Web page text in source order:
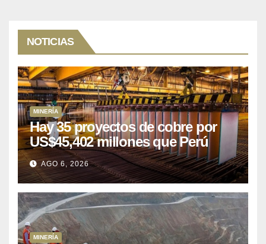
NOTICIAS
MINERÍA
Hay 35 proyectos de cobre por
US$45,402 millones que Perú
puede aprovechar
AGO 6, 2026
MINERÍA